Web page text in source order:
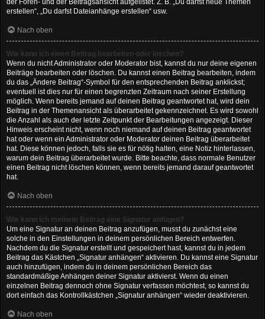
der Foren- und der Beitragsansicht aufgelistet. Z. B. „Du darfst neue Themen
erstellen“, „Du darfst Dateianhänge erstellen“ usw.
Nach oben
Wie kann ich einen Beitrag bearbeiten oder löschen?
Wenn du nicht Administrator oder Moderator bist, kannst du nur deine eigenen
Beiträge bearbeiten oder löschen. Du kannst einen Beitrag bearbeiten, indem
du das „Ändere Beitrag“-Symbol für den entsprechenden Beitrag anklickst;
eventuell ist dies nur für einen begrenzten Zeitraum nach seiner Erstellung
möglich. Wenn bereits jemand auf deinen Beitrag geantwortet hat, wird dein
Beitrag in der Themenansicht als überarbeitet gekennzeichnet. Es wird sowohl
die Anzahl als auch der letzte Zeitpunkt der Bearbeitungen angezeigt. Dieser
Hinweis erscheint nicht, wenn noch niemand auf deinen Beitrag geantwortet
hat oder wenn ein Administrator oder Moderator deinen Beitrag überarbeitet
hat. Diese können jedoch, falls sie es für nötig halten, eine Notiz hinterlassen,
warum dein Beitrag überarbeitet wurde. Bitte beachte, dass normale Benutzer
einen Beitrag nicht löschen können, wenn bereits jemand darauf geantwortet
hat.
Nach oben
Wie kann ich meinem Beitrag eine Signatur anfügen?
Um eine Signatur an deinen Beitrag anzufügen, musst du zunächst eine
solche in den Einstellungen in deinem persönlichen Bereich entwerfen.
Nachdem du die Signatur erstellt und gespeichert hast, kannst du in jedem
Beitrag das Kästchen „Signatur anhängen“ aktivieren. Du kannst eine Signatur
auch hinzufügen, indem du in deinem persönlichen Bereich das
standardmäßige Anhängen deiner Signatur aktivierst. Wenn du einen
einzelnen Beitrag dennoch ohne Signatur verfassen möchtest, so kannst du
dort einfach das Kontrollkästchen „Signatur anhängen“ wieder deaktivieren.
Nach oben